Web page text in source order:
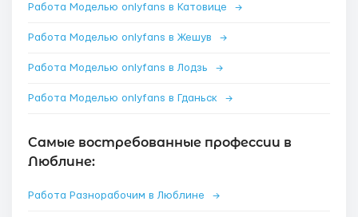
Работа Моделью onlyfans в Катовице →
Работа Моделью onlyfans в Жешув →
Работа Моделью onlyfans в Лодзь →
Работа Моделью onlyfans в Гданьск →
Самые востребованные профессии в
Люблине:
Работа Разнорабочим в Люблине →